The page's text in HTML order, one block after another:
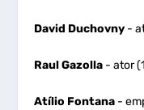
David Duchovny -
Raul Gazolla - ator
Atílio Fontana -